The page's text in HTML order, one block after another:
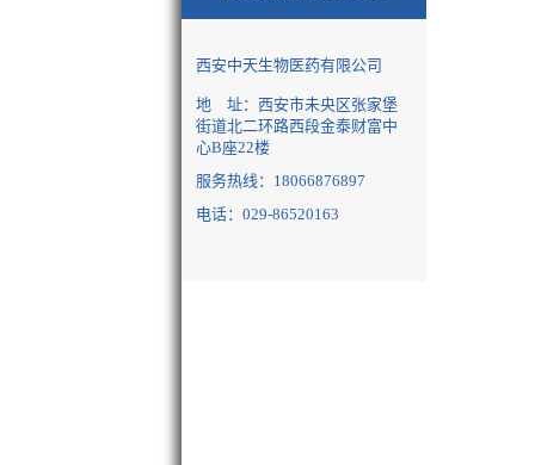
西安中天生物医药有限公司
地 址：西安市未央区张家堡
街道北二环路西段金泰财富中
心B座22楼
服务热线： 18066876897
电话：029-86520163